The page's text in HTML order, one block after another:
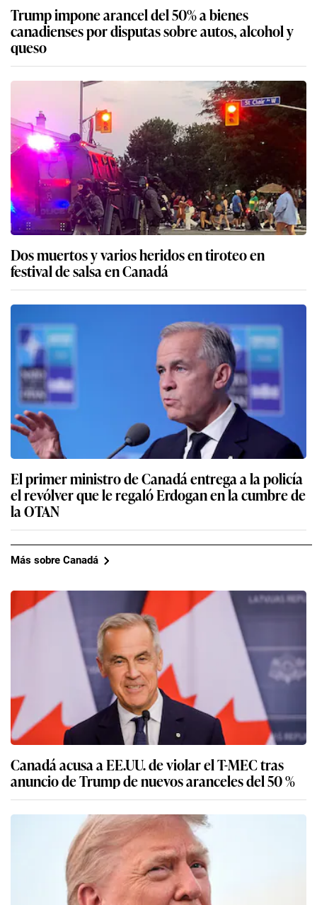
Trump impone arancel del 50% a bienes
canadienses por disputas sobre autos, alcohol y
queso
Dos muertos y varios heridos en tiroteo en
festival de salsa en Canadá
El primer ministro de Canadá entrega a la policía
el revólver que le regaló Erdogan en la cumbre de
la OTAN
Más sobre Canadá
Canadá acusa a EE.UU. de violar el T-MEC tras
anuncio de Trump de nuevos aranceles del 50 %